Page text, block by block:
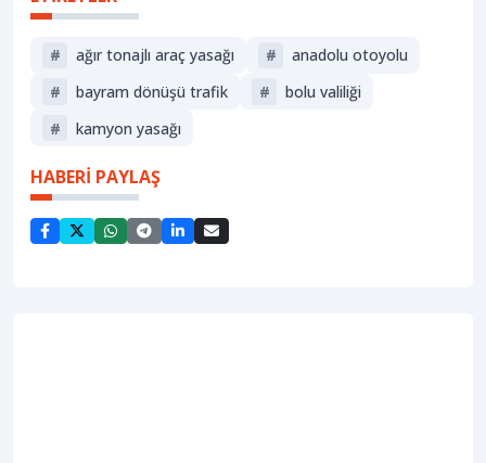
# ağır tonajlı araç yasağı #
anadolu otoyolu
#
bayram dönüşü trafik #
bolu valiliği
#
kamyon yasağı
HABERİ PAYLAŞ